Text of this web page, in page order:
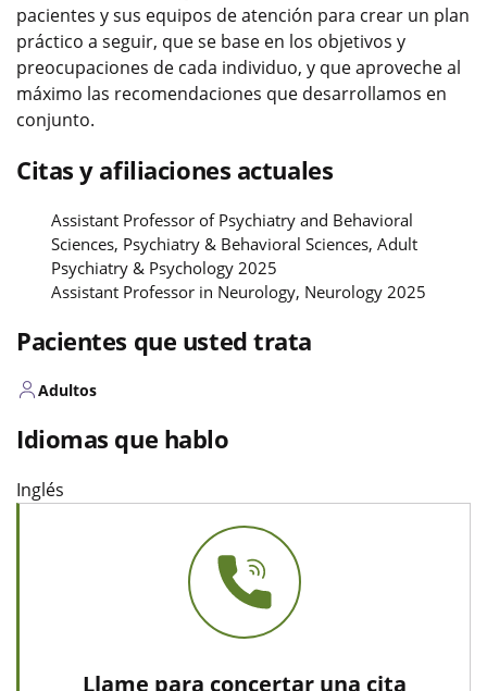
pacientes y sus equipos de atención para crear un plan
práctico a seguir, que se base en los objetivos y
preocupaciones de cada individuo, y que aproveche al
máximo las recomendaciones que desarrollamos en
conjunto.
Citas y afiliaciones actuales
Assistant Professor of Psychiatry and Behavioral
Sciences, Psychiatry & Behavioral Sciences, Adult
Psychiatry & Psychology 2025
Assistant Professor in Neurology, Neurology 2025
Pacientes que usted trata
Adultos
Idiomas que hablo
Inglés
Llame para concertar una cita